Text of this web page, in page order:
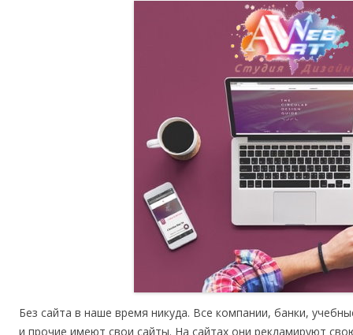
Без сайта в наше время никуда. Все компании, банки,
и прочие имеют свои сайты. На сайтах они рекламируют